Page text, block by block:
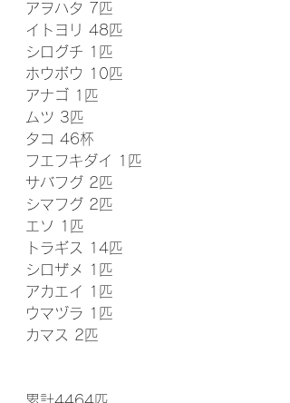
アヲハタ 7匹
イトヨリ 48匹
シログチ 1匹
ホウボウ 10匹
アナゴ 1匹
ムツ 3匹
タコ 46杯
フエフキダイ 1匹
サバフグ 2匹
シマフグ 2匹
エソ 1匹
トラギス 14匹
シロザメ 1匹
アカエイ 1匹
ウマヅラ 1匹
カマス 2匹